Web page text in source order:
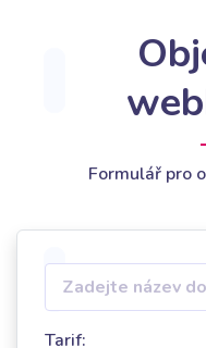
Formulář pro
Tarif: